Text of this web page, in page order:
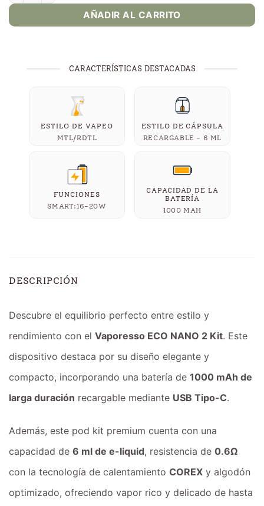
AÑADIR AL CARRITO
CARACTERÍSTICAS DESTACADAS
ESTILO DE VAPEO
MTL/RDTL
ESTILO DE CÁPSULA
RECARGABLE - 6 ML
FUNCIONES
SMART:16-20W
CAPACIDAD DE LA
BATERÍA
1000 MAH
DESCRIPCIÓN
Descubre el equilibrio perfecto entre estilo y
rendimiento con el Vaporesso ECO NANO 2 Kit. Este
dispositivo destaca por su diseño elegante y
compacto, incorporando una batería de 1000 mAh de
larga duración recargable mediante USB Tipo-C.
Además, este pod kit premium cuenta con una
capacidad de 6 ml de e-liquid, resistencia de 0.6Ω
con la tecnología de calentamiento COREX y algodón
optimizado, ofreciendo vapor rico y delicado de hasta